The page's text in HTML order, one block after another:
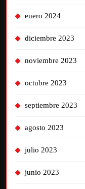
enero 2024
diciembre 2023
noviembre 2023
octubre 2023
septiembre 2023
agosto 2023
julio 2023
junio 2023